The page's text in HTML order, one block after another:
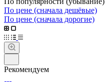
По цене (сначала дешёвые)
По цене (сначала дорогие)
Рекомендуем